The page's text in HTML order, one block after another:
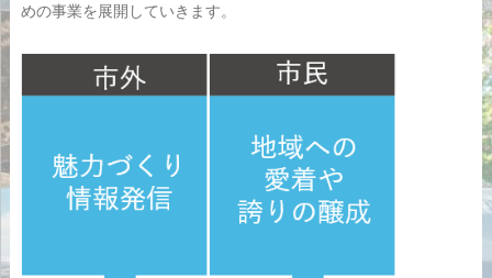
めの事業を展開していきます。